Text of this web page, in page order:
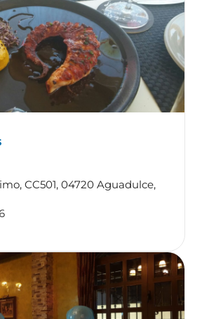
CC501, 04720 Aguadulce,